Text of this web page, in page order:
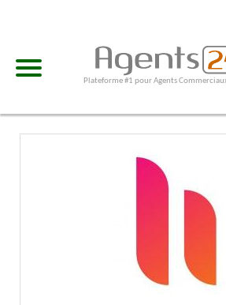
Plateforme #1 pour Agents